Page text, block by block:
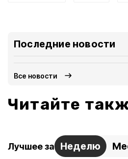
Последние новости
Все новости
Читайте
Лучшее за Неделю